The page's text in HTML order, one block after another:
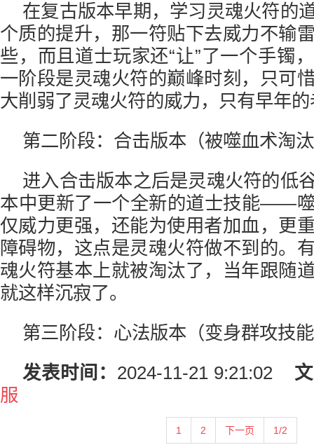
在复古版本早期，学习灵魂火符的
个质的提升，那一符贴下去威力不输
些，而且道士玩家还“让”了一个手镯
一阶段是灵魂火符的巅峰时刻，只可
大削弱了灵魂火符的威力，只有早年
第二阶段：合击版本（被噬血术淘
进入合击版本之后是灵魂火符的低
本中更新了一个全新的道士技能——
仅威力更强，还能为使用者加血，更
障碍物，这点是灵魂火符做不到的。
魂火符基本上就被淘汰了，当年跟随
就这样沉寂了。
第三阶段：心法版本（变身群攻技
发表时间： 2024-11-21 9:21:02
服
1 2 下一页 1/2